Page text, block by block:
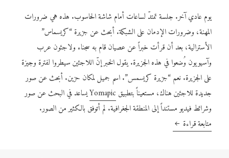
يوم عادي آخر. جلسة تمتدّ لساعات أمام شاشة الحاسوب. هذه هي ضرورات
المهنة، وضرورات الإدمان على الشبكة. أبحث عن جزيرة “كريسماس”
الأسترالية، بعد أن قرأت خبراً عن عصيان قام به سجناء ولاجئون عرب
وآسيويون وُضعوا في هذه الجزيرة. يقول الخبر إنّ اللاجئين سيطروا لفترة وجيزة
على الجزيرة. نعم “جزيرة كريسمس”. اسم جميل لمكان حزين. أبحث عن صور
جديدة للاجئين هناك، مستعيناً بتطبيق Yomapicيساعد في البحث عن صور
وشرائط فيديو مستنداً إلى المنطقة الجغرافية. لم أتوفق بالكثير من الصور.
متابعة قراءة كم من “أليكسي” خطف أحلامنا؟